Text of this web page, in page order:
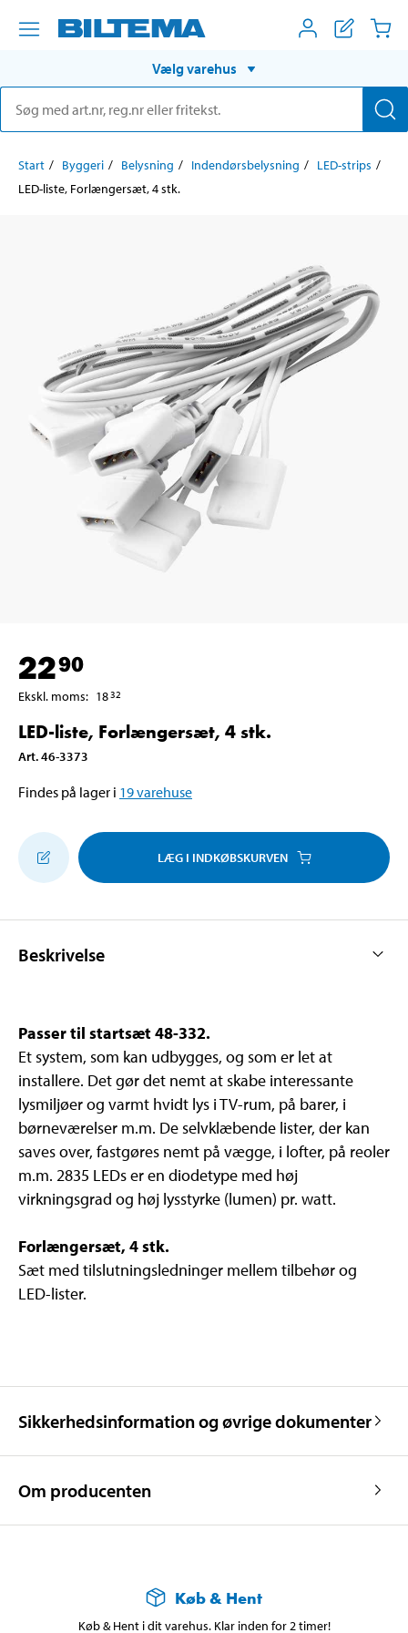
Vælg varehus
Start Byggeri Belysning Indendørsbelysning
LED-strips
LED-liste, Forlængersæt, 4 stk.
2290
Ekskl. moms: 1832
LED-liste, Forlængersæt, 4 stk.
Art.46-3373
Findes på lager i 19varehuse
LÆG I INDKØBSKURVEN
Beskrivelse
Passer til startsæt 48-332.
Et system, som kan udbygges, og som er let at
installere. Det gør det nemt at skabe interessante
lysmiljøer og varmt hvidt lys i TV-rum, på barer, i
børneværelser m.m. De selvklæbende lister, der kan
saves over, fastgøres nemt på vægge, i lofter, på reoler
m.m. 2835 LEDs er en diodetype med høj
virkningsgrad og høj lysstyrke (lumen) pr. watt.
Forlængersæt, 4 stk.
Sæt med tilslutningsledninger mellem tilbehør og
LED-lister.
Sikkerhedsinformation og øvrige dokumenter
Om producenten
Køb & Hent
Køb & Hent i dit varehus. Klar inden for 2 timer!